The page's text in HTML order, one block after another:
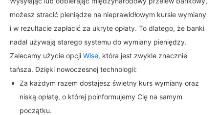
możesz stracić pieniądze na nieprawidłowym kursie wymiany
i w rezultacie zapłacić za ukryte opłaty. To dlatego, że banki
nadal używają starego systemu do wymiany pieniędzy.
Zalecamy użycie opcji Wise, która jest zwykle znacznie
tańsza. Dzięki nowoczesnej technologii:
Za każdym razem dostajesz świetny kurs wymiany oraz
niską opłatę, o której poinformujemy Cię na samym
początku.